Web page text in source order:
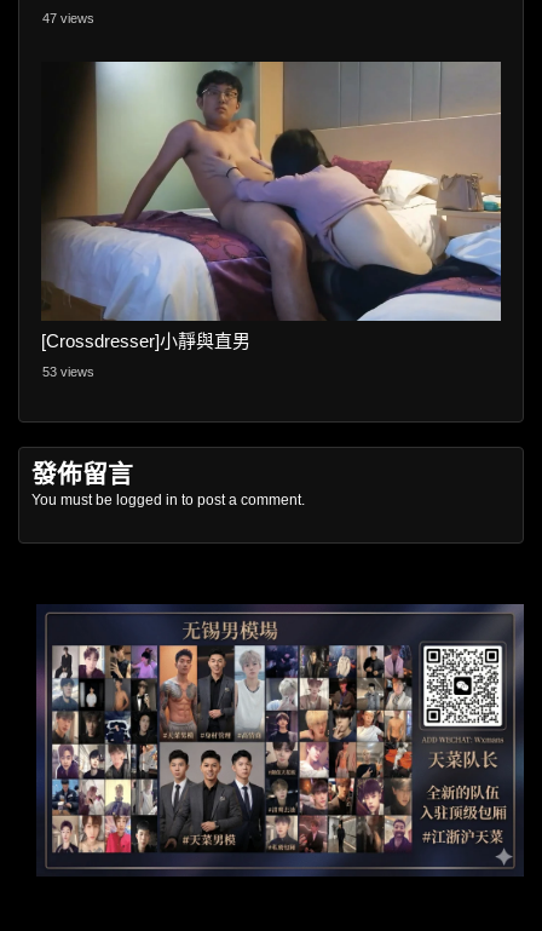
47 views
[Crossdresser]小靜與直男
53 views
發佈留言
You must be logged in to post a comment.